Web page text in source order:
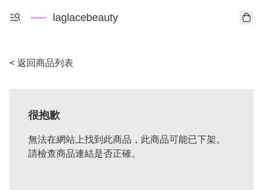
laglacebeauty
< 返回商品列表
很抱歉
無法在網站上找到此商品，此商品可能已下架。
請檢查商品連結是否正確。